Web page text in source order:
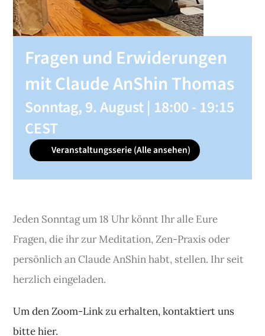
SHOP
KONTAKT
Spenden
Fragen und Erwiderungen
mit Claude AnShin Thomas
Sonntag, 9. August | 18:00- 19:15
CEST
Veranstaltungsserie(Alle ansehen)
Jeden Sonntag um 18 Uhr könnt Ihr alle Eure
Fragen, die ihr zur Meditation, Zen-Praxis oder
persönlich an Claude AnShin habt, stellen. Ihr seit
herzlich eingeladen.
Um den Zoom-Link zu erhalten, kontaktiert uns
bitte hier.